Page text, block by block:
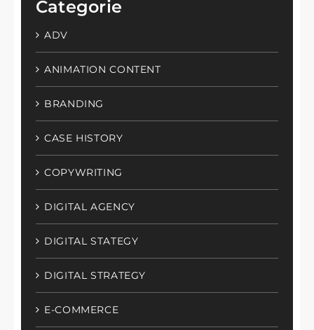
Categorie
ADV
ANIMATION CONTENT
BRANDING
CASE HISTORY
COPYWRITING
DIGITAL AGENCY
DIGITAL STATEGY
DIGITAL STRATEGY
E-COMMERCE